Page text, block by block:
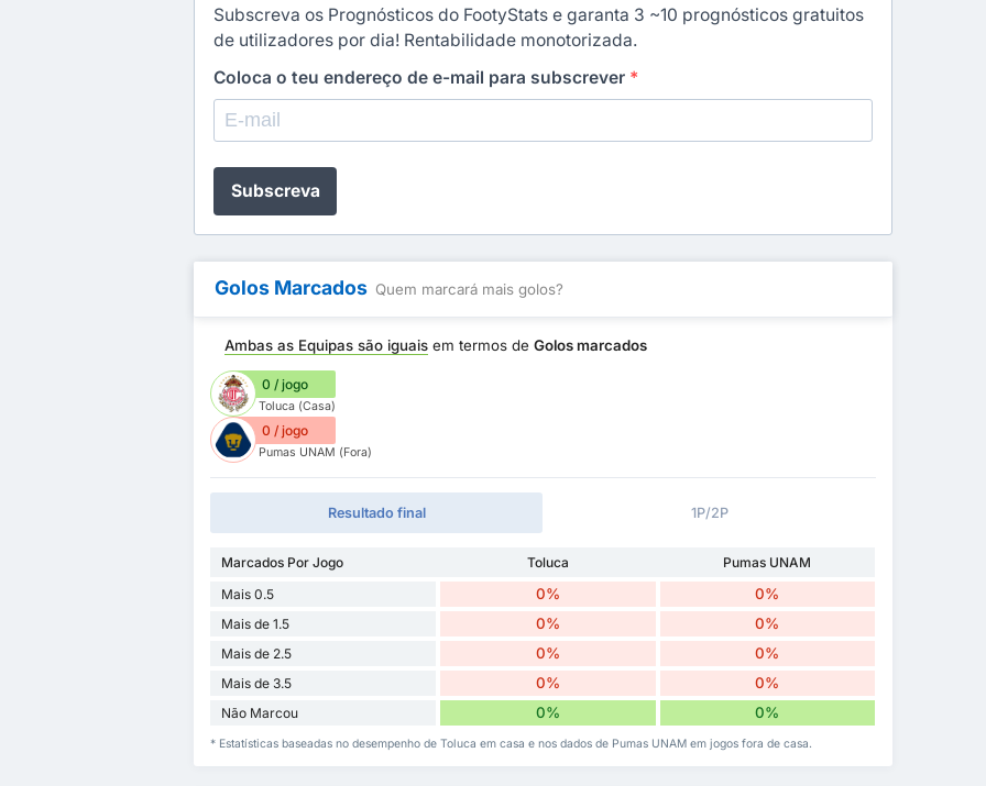
Subscreva os Prognósticos do FootyStats e garanta 3 ~10 prognósticos gratuitos
de utilizadores por dia! Rentabilidade monotorizada.
Coloca o teu endereço de e-mail para subscrever *
Subscreva
Golos Marcados Quem marcará mais golos?
Ambas as Equipas são iguais em termos deGolos marcados
0 / jogo
Toluca (Casa)
0 / jogo
Pumas UNAM (Fora)
Resultado final 1P/2P
Marcados Por Jogo Toluca
Pumas UNAM
Mais 0.5
0% 0%
Mais de 1.5 0% 0%
Mais de 2.5 0% 0%
Mais de 3.5 0% 0%
Não Marcou 0% 0%
* Estatísticas baseadas no desempenho de Toluca em casa e nos dados de Pumas UNAM em jogos fora de casa.